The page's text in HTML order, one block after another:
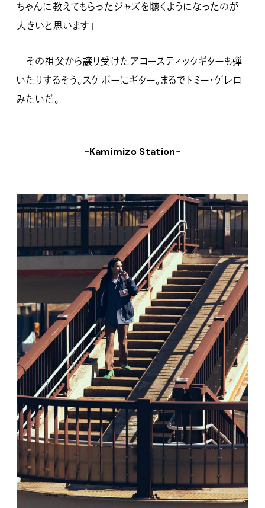
ちゃんに教えてもらったジャズを聴くようになったのが
大きいと思います」
その祖父から譲り受けたアコースティックギターも弾
いたりするそう。スケボーにギター。まるでトミー・ゲレロ
みたいだ。
−Kamimizo Station−